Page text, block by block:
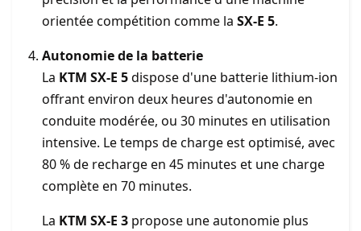
orientée compétition comme la SX-E 5.
Autonomie de la batterie
La KTM SX-E 5dispose d'une batterie lithium-ion
offrant environ deux heures d'autonomie en
conduite modérée, ou 30 minutes en utilisation
intensive. Le temps de charge est optimisé, avec
80 % de recharge en 45 minutes et une charge
complète en 70 minutes.
La KTM SX-E 3 propose une autonomie plus